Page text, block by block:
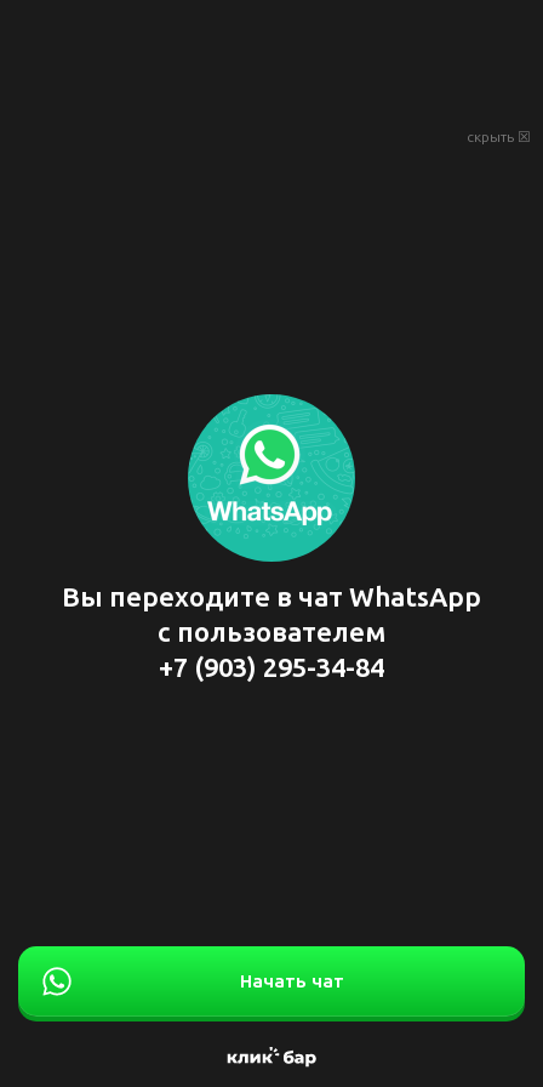
скрыть ☒
Вы переходите в чат WhatsApp
с пользователем
+7 (903) 295-34-84
Начать чат